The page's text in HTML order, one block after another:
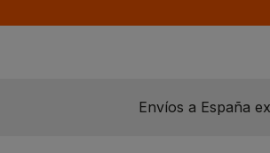
Envíos a España